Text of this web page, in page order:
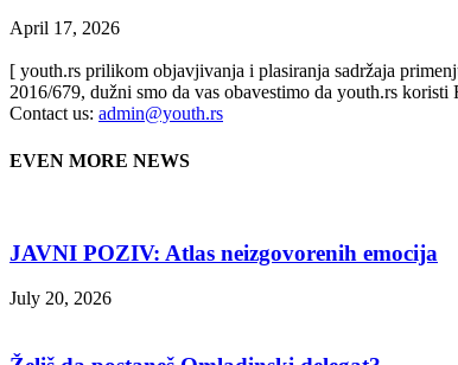
April 17, 2026
[ youth.rs prilikom objavjivanja i plasiranja sadržaja
2016/679, dužni smo da vas obavestimo da youth.rs
Contact us: admin@youth.rs
EVEN MORE NEWS
JAVNI POZIV: Atlas neizgovorenih emocija
July 20, 2026